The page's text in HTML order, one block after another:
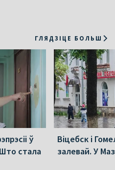
ГЛЯДЗІЦЕ БОЛЬШ
ў
стала
Віцебск і
залевай. У